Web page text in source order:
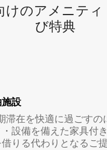
け⁠のア⁠メ⁠ニ⁠テ⁠ィ⁠
び特⁠典
設
滞在を快適に過ごすの
設備を備えた家具付
りる代わりとなるご提